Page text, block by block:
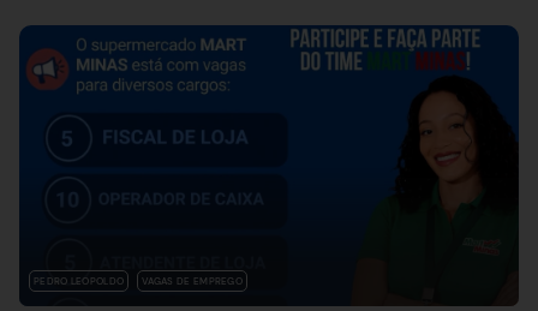
PEDRO LEOPOLDO VAGAS DE EMPREGO